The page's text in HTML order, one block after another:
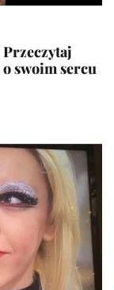
swoim sercu